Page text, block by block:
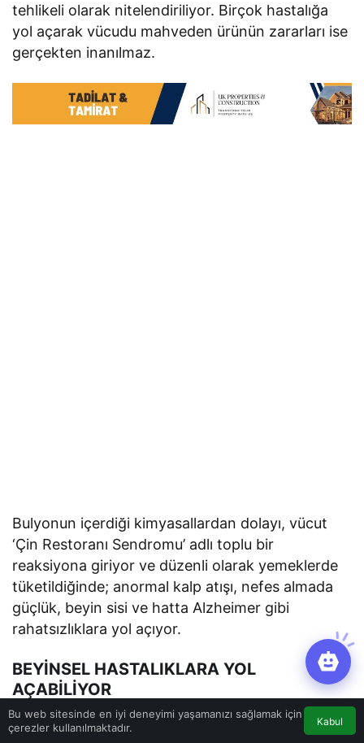
tehlikeli olarak nitelendiriliyor. Birçok hastalığa
yol açarak vücudu mahveden ürünün zararları ise
gerçekten inanılmaz.
Bulyonun içerdiği kimyasallardan dolayı, vücut
‘Çin Restoranı Sendromu’ adlı toplu bir
reaksiyona giriyor ve düzenli olarak yemeklerde
tüketildiğinde; anormal kalp atışı, nefes almada
güçlük, beyin sisi ve hatta Alzheimer gibi
rahatsızlıklara yol açıyor.
BEYİNSEL HASTALIKLARA YOL
AÇABİLİYOR
Bulyonların bu kadar zararlı olmasının nedeni,
Bu web sitesinde en iyi deneyimi yaşamanızı sağlamak için
çerezler kullanılmaktadır.
Kabul